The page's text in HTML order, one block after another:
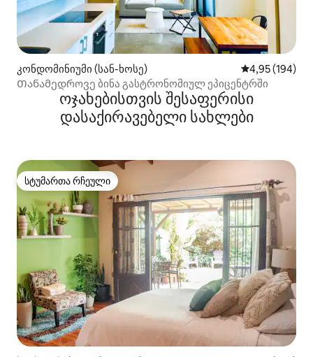
კონდომინიუმი (სან-ხოსე) საშუალო
4,95 (194)
Თანამედროვე ბინა გასტრონომიულ ეპიცენტრში
ოჯახებისთვის შესაფერისი
დასაქირავებელი სახლები
სტუმართა რჩეული
სტუმართა რჩეული